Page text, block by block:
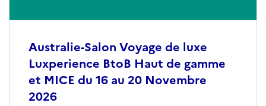
Australie-Salon Voyage de luxe
Luxperience BtoB Haut de gamme
et MICE du 16 au 20 Novembre
2026